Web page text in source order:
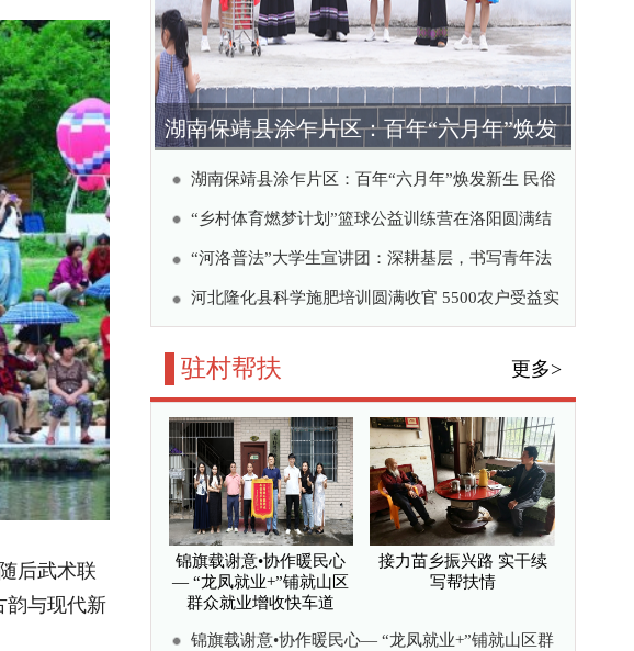
帮扶 更多>
谢意•协作暖民心
就业+”铺就山区
就业增收快车道
接力苗乡振兴路 实干续
载谢意•协作暖民心— “龙凤就业+”铺就山区群
业增收快车道
秦巴山野 点亮振兴星河—镇巴驻村 力量绘就
蝶变新图景
苗乡振兴路 实干续写帮扶情
苗侗人的100%满意度，从何而来？
：从省城“白大褂”到乡村“领头雁”
“123321”工作法 以国资担当绘就苗岭振兴新答
村名片 更多>
改焕新颜 苗侗古寨绘就